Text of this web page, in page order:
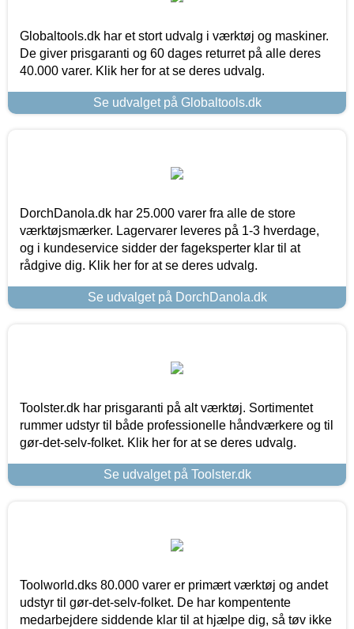
Globaltools.dk har et stort udvalg i værktøj og maskiner.
De giver prisgaranti og 60 dages returret på alle deres
40.000 varer. Klik her for at se deres udvalg.
Se udvalget på Globaltools.dk
DorchDanola.dk har 25.000 varer fra alle de store
værktøjsmærker. Lagervarer leveres på 1-3 hverdage,
og i kundeservice sidder der fageksperter klar til at
rådgive dig. Klik her for at se deres udvalg.
Se udvalget på DorchDanola.dk
Toolster.dk har prisgaranti på alt værktøj. Sortimentet
rummer udstyr til både professionelle håndværkere og til
gør-det-selv-folket. Klik her for at se deres udvalg.
Se udvalget på Toolster.dk
Toolworld.dks 80.000 varer er primært værktøj og andet
udstyr til gør-det-selv-folket. De har kompentente
medarbejdere siddende klar til at hjælpe dig, så tøv ikke